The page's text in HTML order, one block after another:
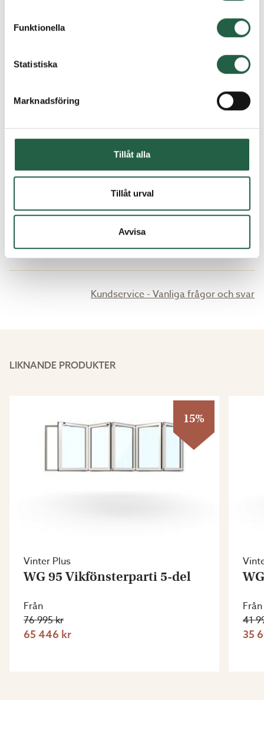
Ta reda på mer om cookies Googles sekretesspolicy
Funktionella
Statistiska
Marknadsföring
Tillåt alla
Tillåt urval
Avvisa
Vad är säkerhetsglas?
Hålmått - vad är det?
Får man med monteringsanvisningar?
Kundservice - Vanliga frågor och svar
LIKNANDE PRODUKTER
15%
Vinter Plus
WG 95 Vikfönsterparti 5-del
Från
76 995 kr
65 446 kr
Från
41
35